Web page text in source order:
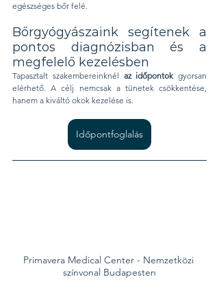
egészséges bőr felé.
Bőrgyógyászaink segítenek a
pontos diagnózisban és a
megfelelő kezelésben
Tapasztalt szakembereinknél az időpontok gyorsan
elérhető. A célj nemcsak a tünetek csökkentése,
hanem a kiváltó okok kezelése is.
Időpontfoglalás
Primavera Medical Center - Nemzetközi
színvonal Budapesten